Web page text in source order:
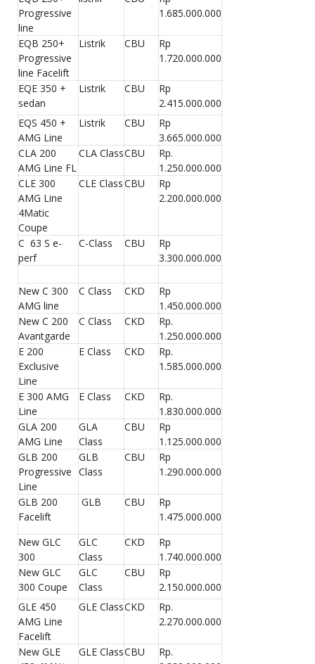
Progressive
line
1.685.000.000
EQB 250+
Progressive
line Facelift
Listrik CBU
Rp
1.720.000.000
EQE 350 +
sedan
Listrik CBU
Rp
2.415.000.000
EQS 450 +
AMG Line
Listrik CBU
Rp
3.665.000.000
CLA 200
AMG Line FL
CLA ClassCBU
Rp.
1.250.000.000
CLE 300
AMG Line
4Matic
Coupe
CLE ClassCBU
Rp
2.200.000.000
C 63 S e-
perf
C-Class CBU
Rp
3.300.000.000
New C 300
AMG line
C Class CKD
Rp
1.450.000.000
New C 200
Avantgarde
C Class CKD
Rp.
1.250.000.000
E 200
Exclusive
Line
E Class CKD
Rp.
1.585.000.000
E 300 AMG
Line
E Class CKD
Rp.
1.830.000.000
GLA 200
AMG Line
GLA
Class
CBU
Rp
1.125.000.000
GLB 200
Progressive
Line
GLB
Class
CBU
Rp
1.290.000.000
GLB 200
Facelift
GLB CBU
Rp
1.475.000.000
New GLC
300
GLC
Class
CKD
Rp
1.740.000.000
New GLC
300 Coupe
GLC
Class
CBU
Rp
2.150.000.000
GLE 450
AMG Line
Facelift
GLE ClassCKD
Rp.
2.270.000.000
New GLE
GLE ClassCBU
Rp.